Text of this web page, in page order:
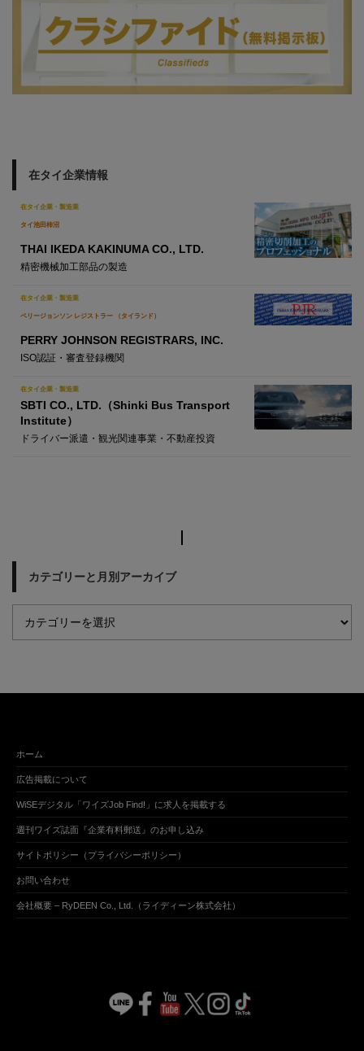
在タイ企業情報
在タイ企業・製造業
タイ池田柿沼
THAI IKEDA KAKINUMA CO., LTD.
精密機械加工部品の製造
在タイ企業・製造業
ペリージョンソン レジストラー （タイランド）
PERRY JOHNSON REGISTRARS, INC.
ISO認証・審査登録機関
在タイ企業・製造業
SBTI CO., LTD.（Shinki Bus Transport
Institute）
ドライバー派遣・観光関連事業・不動産投資
カテゴリーと月別アーカイブ
ホーム
広告掲載について
WiSEデジタル「ワイズJob Find!」に求人を掲載する
週刊ワイズ誌面『企業有料郵送』のお申し込み
サイトポリシー（プライバシーポリシー）
お問い合わせ
会社概要 – RyDEEN Co., Ltd.（ライディーン株式会社）